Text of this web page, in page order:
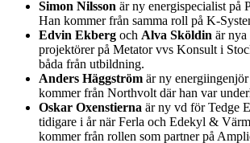
Simon Nilsson är ny energispecialist på
Han kommer från samma roll på K-
Edvin Ekberg och Alva Sköldin är nya
projektörer på Metator vvs Konsult i
båda från utbildning.
Anders Häggström är ny
kommer från Northvolt där han var
Oskar Oxenstierna är ny vd för Tedge
tidigare i år när Ferla och Edekyl &
kommer från rollen som partner på